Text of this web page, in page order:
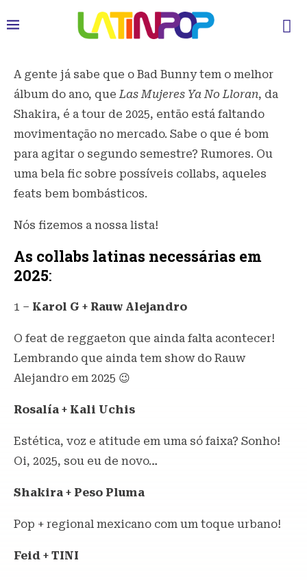
A gente já sabe que o Bad Bunny tem o melhor
álbum do ano, que Las Mujeres Ya No Lloran, da
Shakira, é a tour de 2025, então está faltando
movimentação no mercado. Sabe o que é bom
para agitar o segundo semestre? Rumores. Ou
uma bela fic sobre possíveis collabs, aqueles
feats bem bombásticos.
Nós fizemos a nossa lista!
As collabs latinas necessárias em
2025:
1 – Karol G + Rauw Alejandro
O feat de reggaeton que ainda falta acontecer!
Lembrando que ainda tem show do Rauw
Alejandro em 2025 😉
Rosalía + Kali Uchis
Estética, voz e atitude em uma só faixa? Sonho!
Oi, 2025, sou eu de novo…
Shakira + Peso Pluma
Pop + regional mexicano com um toque urbano!
Feid + TINI